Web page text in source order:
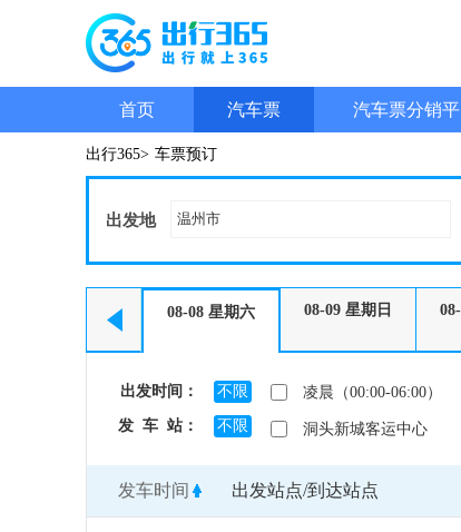
首页 汽车票 汽车票分销
出行365> 车票预订
出发地
08-08 星期六 08-09 星期日
出发时间： 不限 凌晨（00:00-06:00）
发 车 站： 不限 洞头新城客运中心
发车时间 出发站点/到达站点